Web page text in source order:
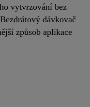
vytvrzování bez
dávkovač
způsob aplikace